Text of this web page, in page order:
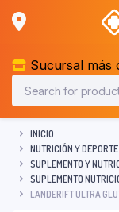
Sucursal más
INICIO
NUTRICIÓN Y DEPORTE
SUPLEMENTO Y
SUPLEMENTO
LANDERIFT ULTRA